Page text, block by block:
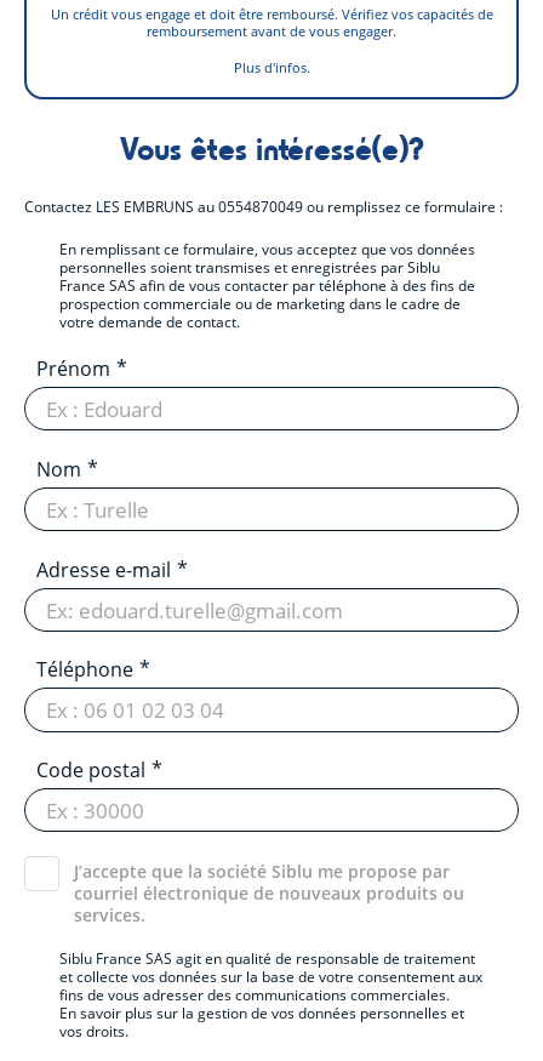
Un crédit vous engage et doit être remboursé. Vérifiez vos capacités de
remboursement avant de vous engager.
Plus d'infos.
Vous êtes intéressé(e)?
Contactez LES EMBRUNS au0554870049ou remplissez ce formulaire :
En remplissant ce formulaire, vous acceptez que vos données
personnelles soient transmises et enregistrées par Siblu
France SAS afin de vous contacter par téléphone à des fins de
prospection commerciale ou de marketing dans le cadre de
votre demande de contact.
Prénom
Nom
Adresse e-mail
Téléphone
Code postal
J’accepte que la société Siblu me propose par
courriel électronique de nouveaux produits ou
services.
Siblu France SAS agit en qualité de responsable de traitement
et collecte vos données sur la base de votre consentement aux
fins de vous adresser des communications commerciales.
En savoir plus sur la gestion de vos données personnelles et
vos droits.